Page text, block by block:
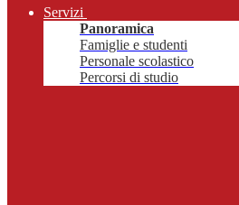
Servizi
Panoramica
Famiglie e studenti
Personale scolastico
Percorsi di studio